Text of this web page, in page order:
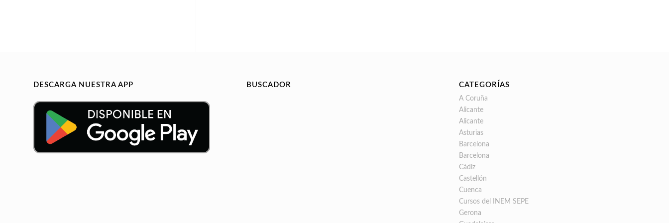
DESCARGA NUESTRA APP BUSCADOR CATEGORÍAS
A Coruña
Alicante
Alicante
Asturias
Barcelona
Barcelona
Cádiz
Castellón
Cuenca
Cursos del INEM SEPE
Gerona